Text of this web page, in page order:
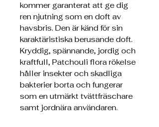
kommer garanterat att ge dig
ren njutning som en doft av
havsbris. Den är känd för sin
karaktäristiska berusande doft.
Kryddig, spännande, jordig och
kraftfull, Patchouli flora rökelse
håller insekter och skadliga
bakterier borta och fungerar
som en utmärkt tvättfräschare
samt jordnära användaren.